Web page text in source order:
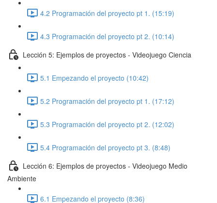
4.2 Programación del proyecto pt 1. (15:19)
4.3 Programación del proyecto pt 2. (10:14)
Lección 5: Ejemplos de proyectos - Videojuego Ciencia
5.1 Empezando el proyecto (10:42)
5.2 Programación del proyecto pt 1. (17:12)
5.3 Programación del proyecto pt 2. (12:02)
5.4 Programación del proyecto pt 3. (8:48)
Lección 6: Ejemplos de proyectos - Videojuego Medio
Ambiente
6.1 Empezando el proyecto (8:36)